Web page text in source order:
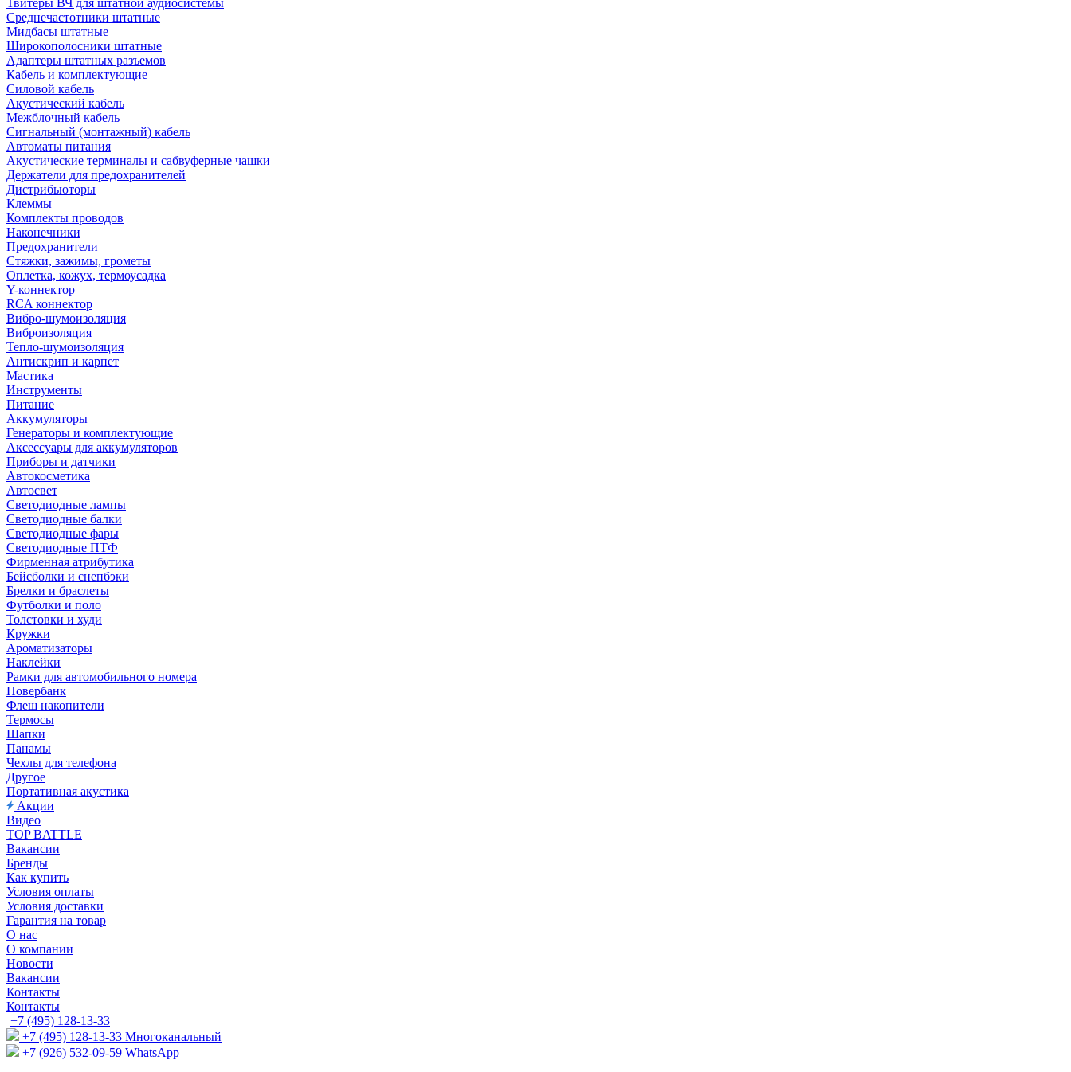
Твитеры ВЧ для штатной аудиосистемы
Среднечастотники штатные
Мидбасы штатные
Широкополосники штатные
Адаптеры штатных разъемов
Кабель и комплектующие
Силовой кабель
Акустический кабель
Межблочный кабель
Сигнальный (монтажный) кабель
Автоматы питания
Акустические терминалы и сабвуферные чашки
Держатели для предохранителей
Дистрибьюторы
Клеммы
Комплекты проводов
Наконечники
Предохранители
Стяжки, зажимы, грометы
Оплетка, кожух, термоусадка
Y-коннектор
RCA коннектор
Вибро-шумоизоляция
Виброизоляция
Тепло-шумоизоляция
Антискрип и карпет
Мастика
Инструменты
Питание
Аккумуляторы
Генераторы и комплектующие
Аксессуары для аккумуляторов
Приборы и датчики
Автокосметика
Автосвет
Светодиодные лампы
Светодиодные балки
Светодиодные фары
Светодиодные ПТФ
Фирменная атрибутика
Бейсболки и снепбэки
Брелки и браслеты
Футболки и поло
Толстовки и худи
Кружки
Ароматизаторы
Наклейки
Рамки для автомобильного номера
Повербанк
Флеш накопители
Термосы
Шапки
Панамы
Чехлы для телефона
Другое
Портативная акустика
Акции
Видео
TOP BATTLE
Вакансии
Бренды
Как купить
Условия оплаты
Условия доставки
Гарантия на товар
О нас
О компании
Новости
Вакансии
Контакты
Контакты
+7 (495) 128-13-33
+7 (495) 128-13-33 Многоканальный
+7 (926) 532-09-59 WhatsApp